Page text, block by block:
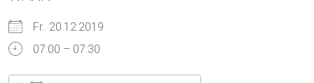
Fr.. 20.12.2019
07:00 – 07:30